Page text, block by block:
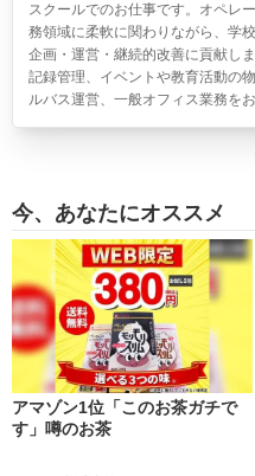
スクールでのお仕事です。オペレ
務領域に柔軟に関わりながら、学
企画・運営・継続的改善に貢献し
記録管理、イベントや教育活動の
ルバス運営、一般オフィス業務を
今、あなたにオススメ
アマゾン1位「このお茶ガチで
す」噂のお茶